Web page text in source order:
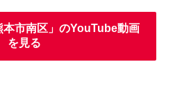
市南区」のYouTube動画
を見る